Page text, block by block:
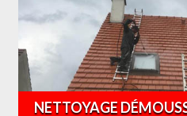
NETTOYAGE